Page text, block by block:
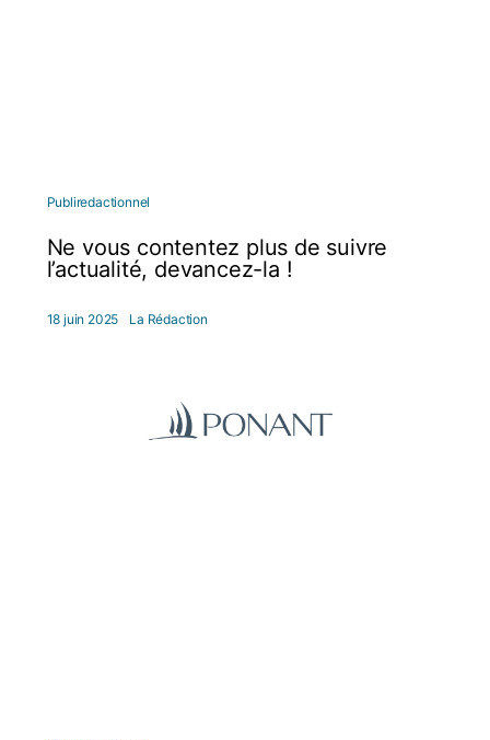
Publiredactionnel
Ne vous contentez plus de suivre
l’actualité, devancez-la !
18 juin 2025 La Rédaction